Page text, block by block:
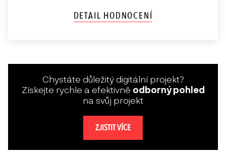
DETAIL HODNOCENÍ
Chystáte důležitý digitální projekt?
Získejte rychle a efektivně odborný pohled
na svůj projekt
ZJISTIT VÍCE